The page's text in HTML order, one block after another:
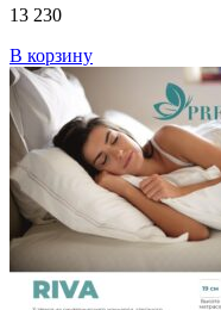
13 230
В корзину